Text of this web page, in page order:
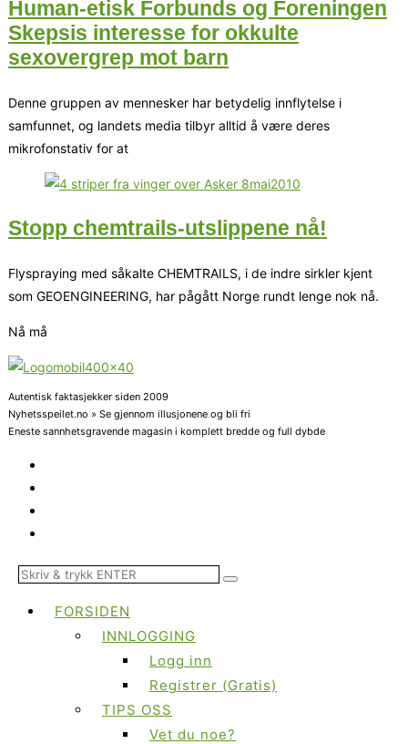
Human-etisk Forbunds og Foreningen
Skepsis interesse for okkulte
sexovergrep mot barn
Denne gruppen av mennesker har betydelig innflytelse i
samfunnet, og landets media tilbyr alltid å være deres
mikrofonstativ for at
Stopp chemtrails-utslippene nå!
Flyspraying med såkalte CHEMTRAILS, i de indre sirkler kjent
som GEOENGINEERING, har pågått Norge rundt lenge nok nå.
Nå må
Autentisk faktasjekker siden 2009
Nyhetsspeilet.no » Se gjennom illusjonene og bli fri
Eneste sannhetsgravende magasin i komplett bredde og full dybde
FORSIDEN
INNLOGGING
Logg inn
Registrer (Gratis)
TIPS OSS
Vet du noe?